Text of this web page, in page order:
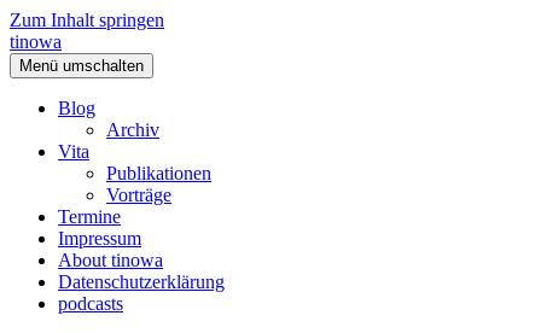
Zum Inhalt springen
tinowa
Menü umschalten
Blog
Archiv
Vita
Publikationen
Vorträge
Termine
Impressum
About tinowa
Datenschutzerklärung
podcasts